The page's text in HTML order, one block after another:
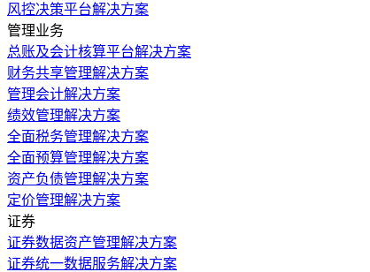
风控决策平台解决方案
管理业务
总账及会计核算平台解决方案
财务共享管理解决方案
管理会计解决方案
绩效管理解决方案
全面税务管理解决方案
全面预算管理解决方案
资产负债管理解决方案
定价管理解决方案
证券
证券数据资产管理解决方案
证券统一数据服务解决方案